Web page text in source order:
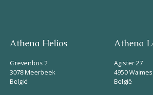
Athena Helios
Grevenbos 2
3078 Meerbeek
België
Athena
Agister 27
4950 Waimes
België